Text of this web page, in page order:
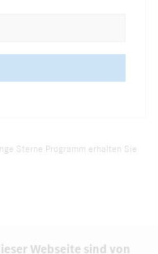
Sterne Programm erhalten Sie
Webseite sind von